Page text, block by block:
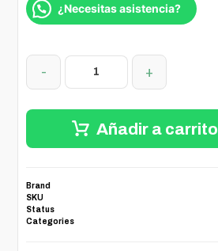
¿Necesitas asistencia?
- +
Añadir a carrito
Brand
SKU
Status
Categories